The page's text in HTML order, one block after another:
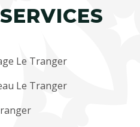
Le Tranger
Le Tranger